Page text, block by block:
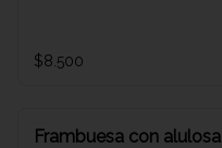
$8.500
Frambuesa con alulosa